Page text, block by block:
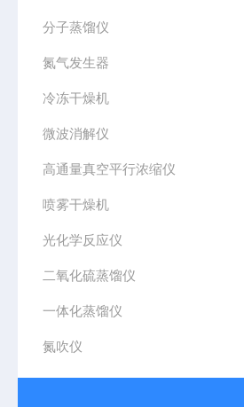
分子蒸馏仪
氮气发生器
冷冻干燥机
微波消解仪
高通量真空平行浓缩仪
喷雾干燥机
光化学反应仪
二氧化硫蒸馏仪
一体化蒸馏仪
氮吹仪